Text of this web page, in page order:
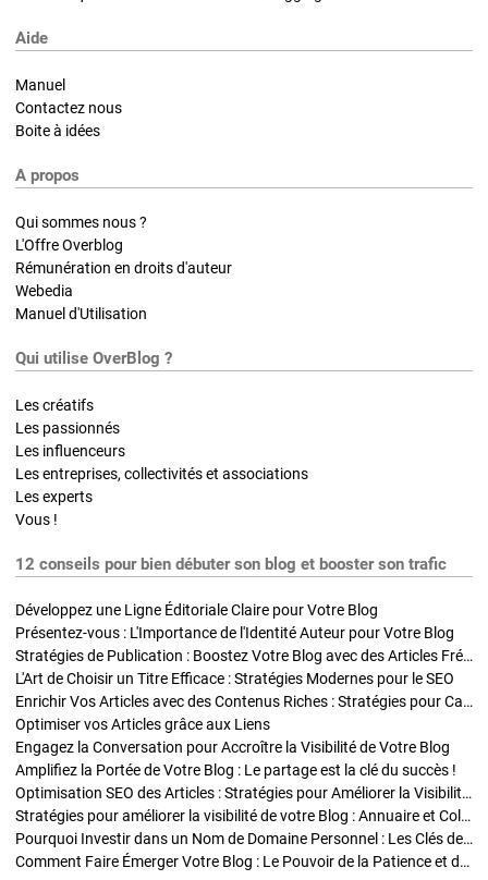
Aide
Manuel
Contactez nous
Boite à idées
A propos
Qui sommes nous ?
L'Offre Overblog
Rémunération en droits d'auteur
Webedia
Manuel d'Utilisation
Qui utilise OverBlog ?
Les créatifs
Les passionnés
Les influenceurs
Les entreprises, collectivités et associations
Les experts
Vous !
12 conseils pour bien débuter son blog et booster son trafic
Développez une Ligne Éditoriale Claire pour Votre Blog
Présentez-vous : L'Importance de l'Identité Auteur pour Votre Blog
Stratégies de Publication : Boostez Votre Blog avec des Articles Fréquents et Exclusifs
L'Art de Choisir un Titre Efficace : Stratégies Modernes pour le SEO
Enrichir Vos Articles avec des Contenus Riches : Stratégies pour Captiver et Optimiser
Optimiser vos Articles grâce aux Liens
Engagez la Conversation pour Accroître la Visibilité de Votre Blog
Amplifiez la Portée de Votre Blog : Le partage est la clé du succès !
Optimisation SEO des Articles : Stratégies pour Améliorer la Visibilité de Votre Blog
Stratégies pour améliorer la visibilité de votre Blog : Annuaire et Collaborations
Pourquoi Investir dans un Nom de Domaine Personnel : Les Clés de la Réussite de Votre Blog
Comment Faire Émerger Votre Blog : Le Pouvoir de la Patience et de la Persévérance